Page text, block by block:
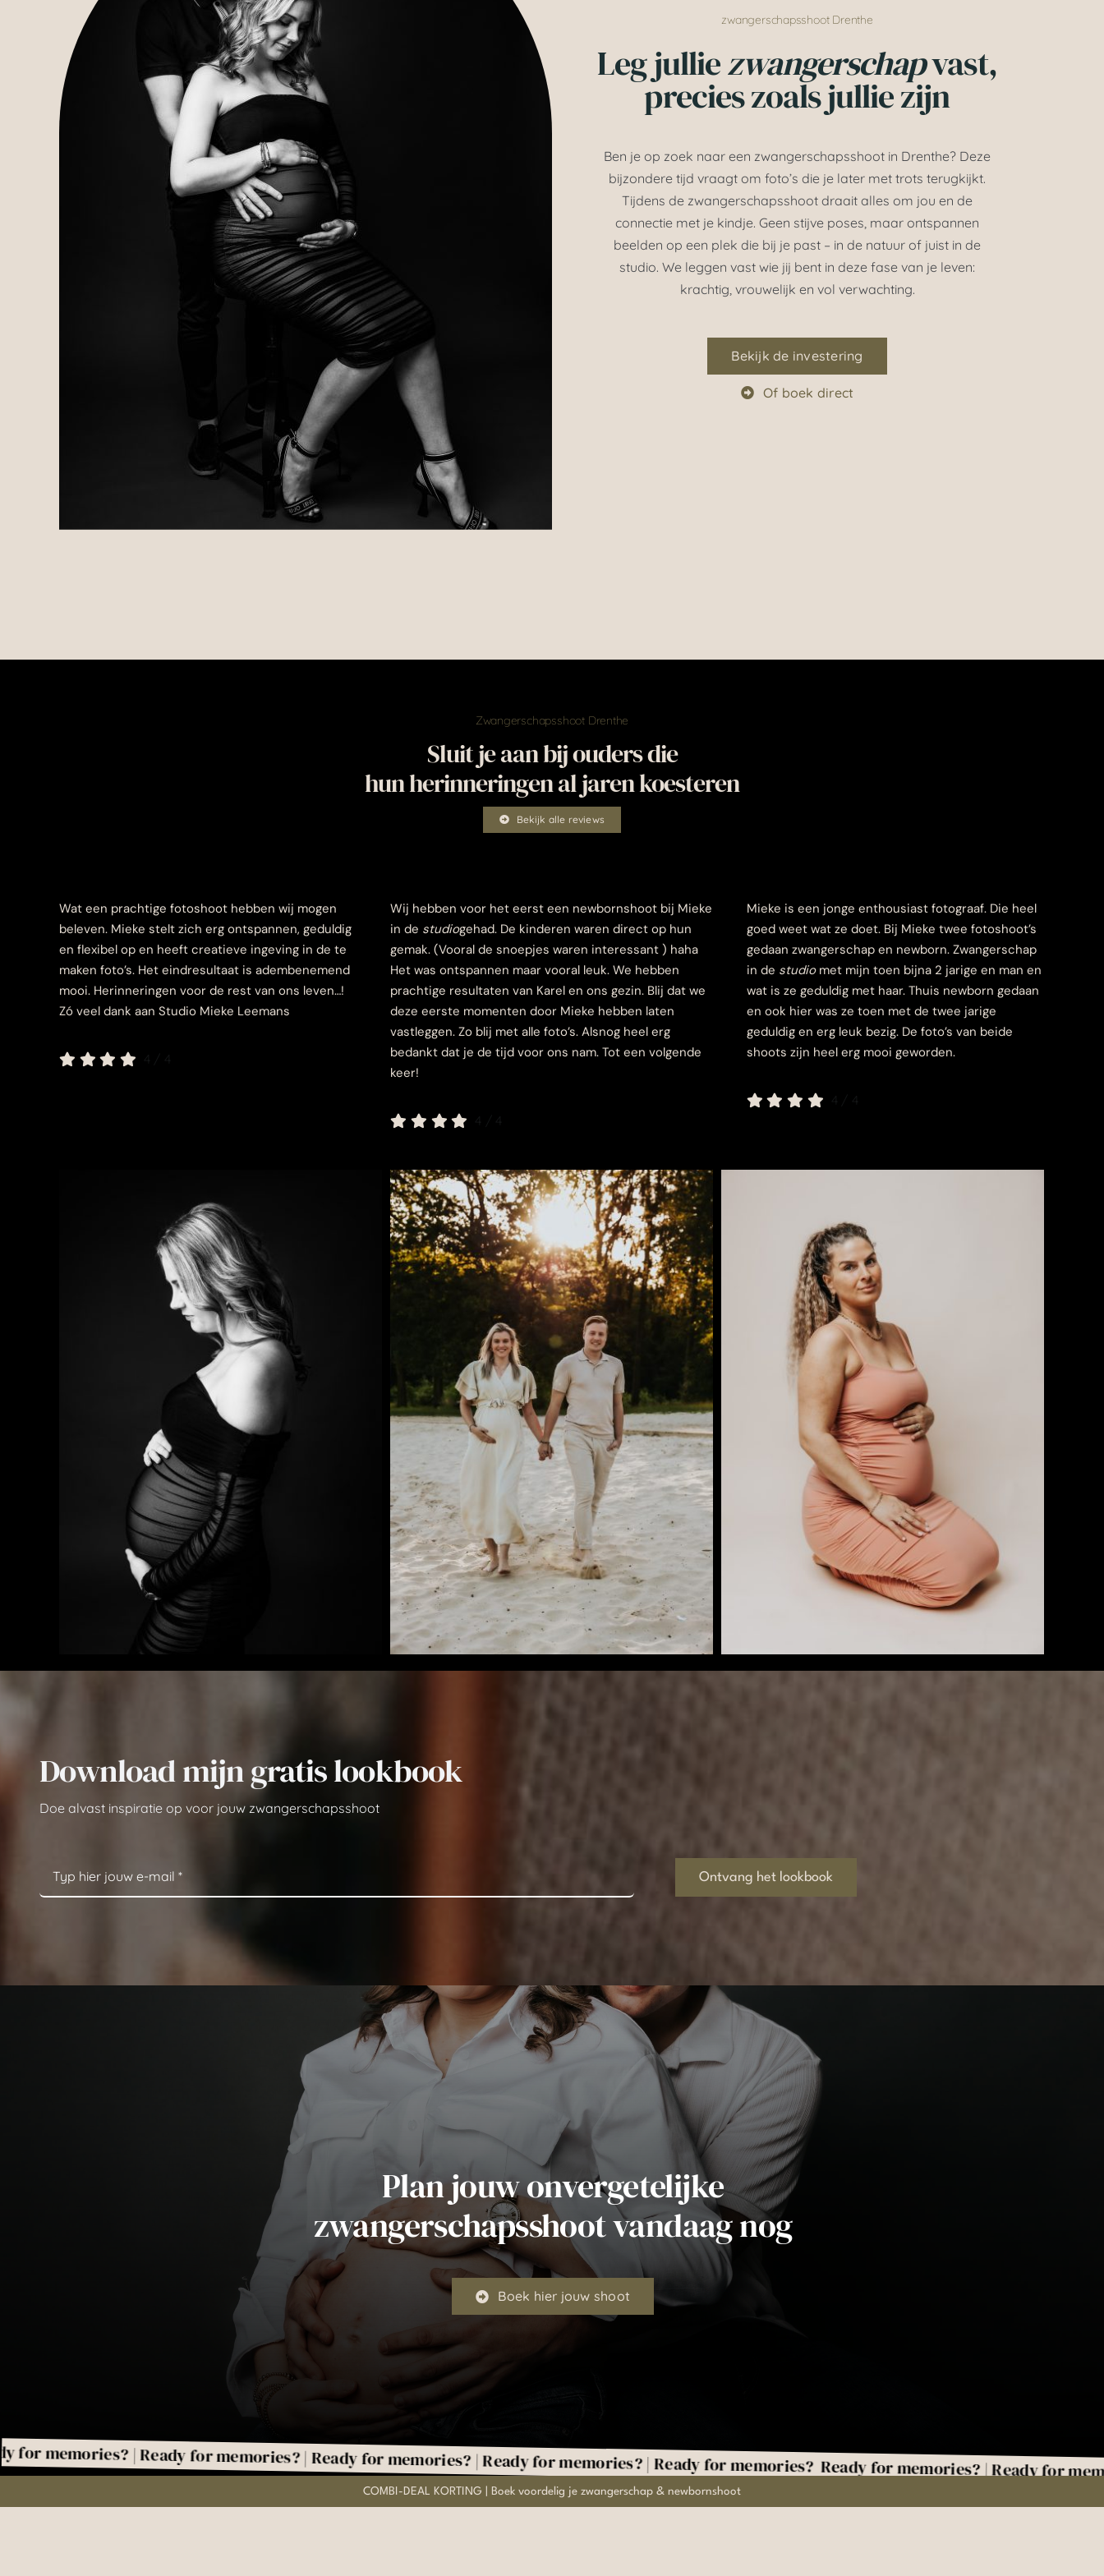
zwangerschapsshoot Drenthe
Leg julliezwangerschapvast,
precies zoals jullie zijn
Ben je op zoek naar een zwangerschapsshoot in Drenthe? Deze
bijzondere tijd vraagt om foto’s die je later met trots terugkijkt.
Tijdens de zwangerschapsshoot draait alles om jou en de
connectie met je kindje. Geen stijve poses, maar ontspannen
beelden op een plek die bij je past – in de natuur of juist in de
studio. We leggen vast wie jij bent in deze fase van je leven:
krachtig, vrouwelijk en vol verwachting.
Bekijk de investering
Of boek direct
Zwangerschapsshoot Drenthe
Sluit je aan bij ouders die
hun herinneringen al jaren koesteren
Bekijk alle reviews
Wat een prachtige fotoshoot hebben wij mogen
beleven. Mieke stelt zich erg ontspannen, geduldig
en flexibel op en heeft creatieve ingeving in de te
maken foto’s. Het eindresultaat is adembenemend
mooi. Herinneringen voor de rest van ons leven…!
Zó veel dank aan Studio Mieke Leemans
Wij hebben voor het eerst een newbornshoot bij Mieke
in de studiogehad. De kinderen waren direct op hun
gemak. (Vooral de snoepjes waren interessant ) haha
Het was ontspannen maar vooral leuk. We hebben
prachtige resultaten van Karel en ons gezin. Blij dat we
deze eerste momenten door Mieke hebben laten
vastleggen. Zo blij met alle foto’s. Alsnog heel erg
bedankt dat je de tijd voor ons nam. Tot een volgende
keer!
Mieke is een jonge enthousiast fotograaf. Die heel
goed weet wat ze doet. Bij Mieke twee fotoshoot’s
gedaan zwangerschap en newborn. Zwangerschap
in de studiomet mijn toen bijna 2 jarige en man en
wat is ze geduldig met haar. Thuis newborn gedaan
en ook hier was ze toen met de twee jarige
geduldig en erg leuk bezig. De foto’s van beide
shoots zijn heel erg mooi geworden.
Download mijn gratis lookbook
Doe alvast inspiratie op voor jouw zwangerschapsshoot
Ontvang het lookbook
Plan jouw onvergetelijke
zwangerschapsshoot vandaag nog
Boek hier jouw shoot
| Ready for memories? | Ready for memories? | Ready for memories? | Ready for memories?Ready for memories? | Ready for memories?
COMBI-DEAL KORTING | Boek voordelig je zwangerschap & newbornshoot